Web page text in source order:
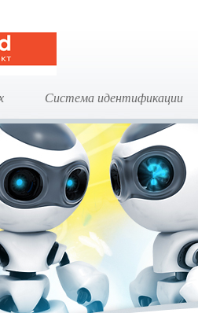
Система идентификации